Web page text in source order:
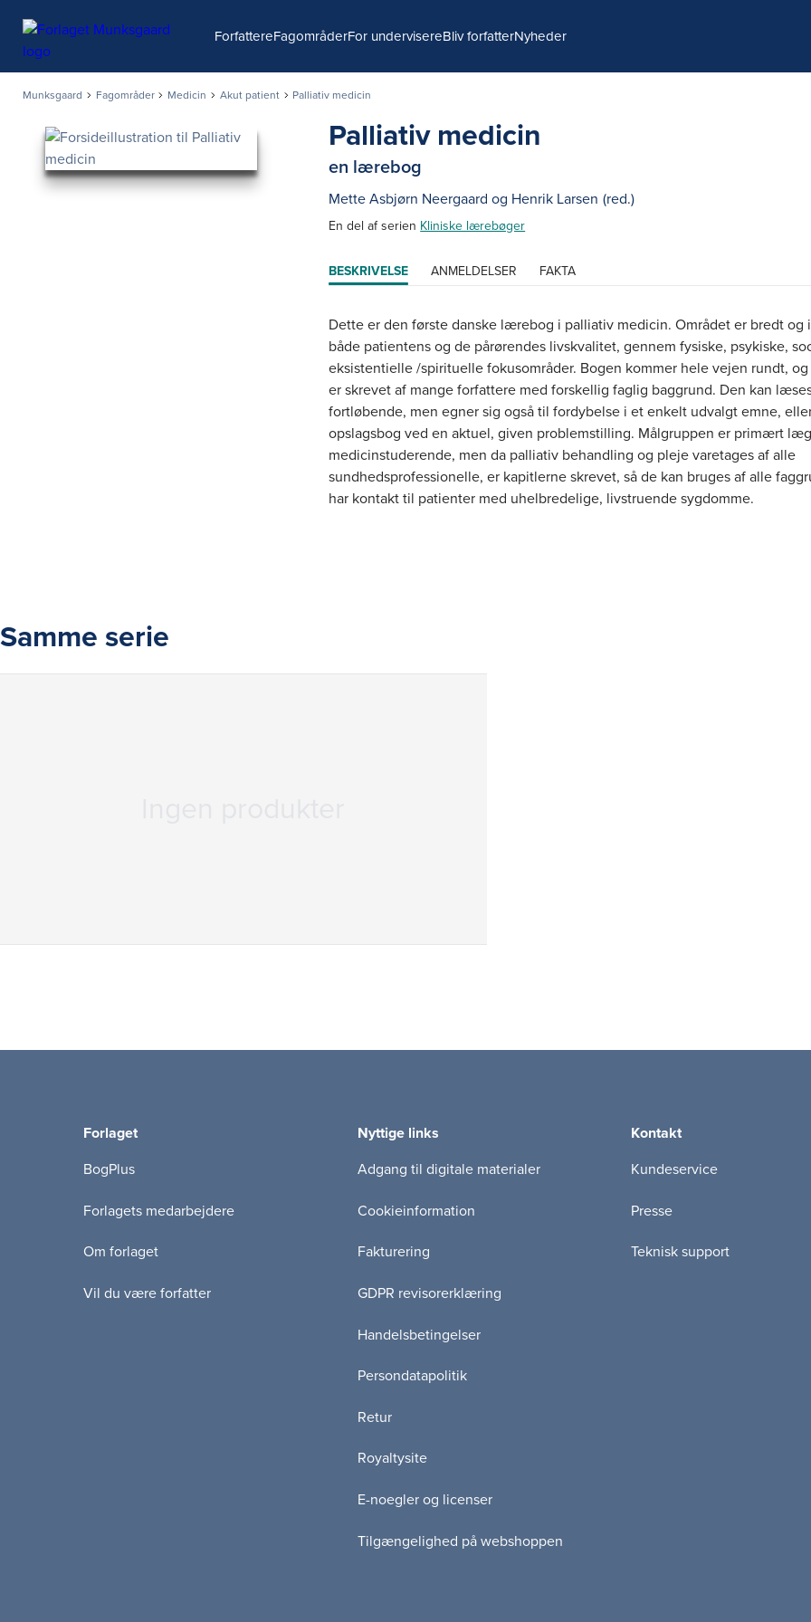
ForfattereFagområderFor undervisereBliv forfatterNyheder
Munksgaard Fagområder Medicin Akut patient Palliativ medicin
Palliativ medicin
en lærebog
Mette Asbjørn Neergaard og Henrik Larsen (red.)
En del af serien Kliniske lærebøger
BESKRIVELSE ANMELDELSER FAKTA
Dette er den første danske lærebog i palliativ medicin. Området er bredt og
både patientens og de pårørendes livskvalitet, gennem fysiske, psykiske,
eksistentielle /spirituelle fokusområder. Bogen kommer hele vejen rundt,
er skrevet af mange forfattere med forskellig faglig baggrund. Den kan
fortløbende, men egner sig også til fordybelse i et enkelt udvalgt emne,
opslagsbog ved en aktuel, given problemstilling. Målgruppen er primært
medicinstuderende, men da palliativ behandling og pleje varetages af alle
sundhedsprofessionelle, er kapitlerne skrevet, så de kan bruges af alle
har kontakt til patienter med uhelbredelige, livstruende sygdomme.
Samme serie
Forlaget
BogPlus
Forlagets medarbejdere
Om forlaget
Vil du være forfatter
Nyttige links
Adgang til digitale materialer
Cookieinformation
Fakturering
GDPR revisorerklæring
Handelsbetingelser
Persondatapolitik
Retur
Royaltysite
E-noegler og licenser
Tilgængelighed på webshoppen
Kontakt
Kundeservice
Presse
Teknisk support